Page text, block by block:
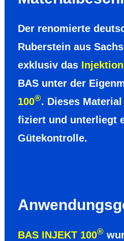
Der renomierte
Ruber­stein aus
exklusiv das
BAS unter der
100®. Dieses
fiziert und unter­liegt
Güte­kontrolle.
BAS INJEKT 100®